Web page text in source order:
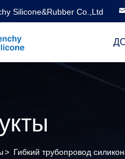
Silicone&Rubber Co.,Ltd
> Гибкий трубопровод